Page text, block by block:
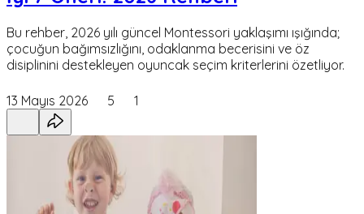
Bu rehber, 2026 yılı güncel Montessori yaklaşımı ışığında;
çocuğun bağımsızlığını, odaklanma becerisini ve öz
disiplinini destekleyen oyuncak seçim kriterlerini özetliyor.
13 Mayıs 2026 5 1